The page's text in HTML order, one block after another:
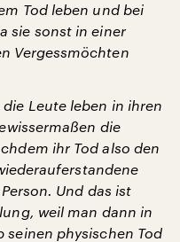
Tod leben und bei
sie sonst in einer
Vergessmöchten
die Leute leben in ihren
die
ihr Tod also den
Und das ist
weil man dann in
seinen physischen Tod